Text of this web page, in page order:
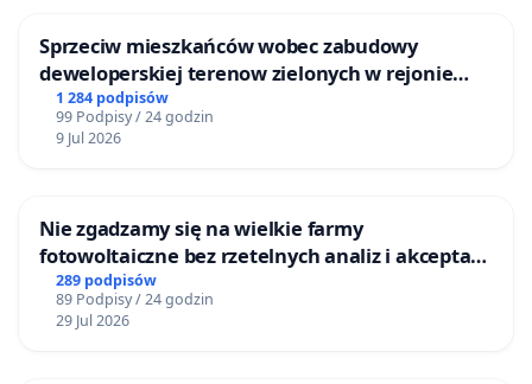
Sprzeciw mieszkańców wobec zabudowy
deweloperskiej terenow zielonych w rejonie
Bulwarów Straceńskich w Bielsku-Białej
1 284 podpisów
99 Podpisy / 24 godzin
9 Jul 2026
Nie zgadzamy się na wielkie farmy
fotowoltaiczne bez rzetelnych analiz i akceptacji
mieszkańców
289 podpisów
89 Podpisy / 24 godzin
29 Jul 2026